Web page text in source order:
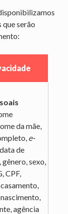
serão
da mãe,
e-
de
sexo,
CPF,
agência